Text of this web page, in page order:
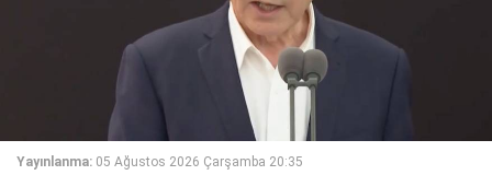
Yayınlanma: 05 Ağustos 2026 Çarşamba 20:35